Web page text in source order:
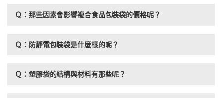
Ｑ：那些因素會影響複合食品包裝袋的價格呢？
Ｑ：防靜電包裝袋是什麼樣的呢？
Ｑ：塑膠袋的結構與材料有那些呢？